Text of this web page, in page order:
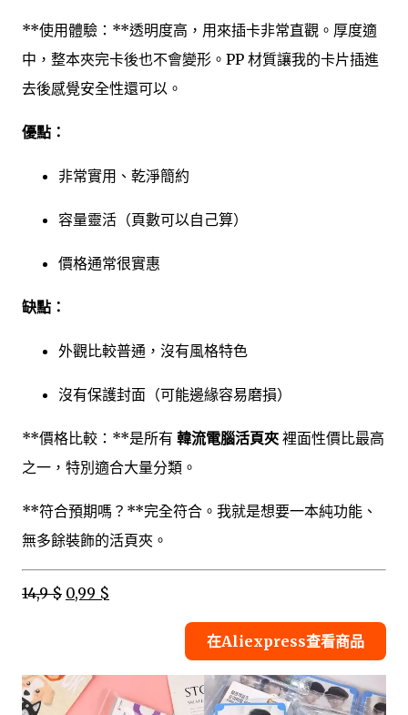
**使用體驗：**透明度高，用來插卡非常直觀。厚度適
中，整本夾完卡後也不會變形。PP 材質讓我的卡片插進
去後感覺安全性還可以。
優點：
非常實用、乾淨簡約
容量靈活（頁數可以自己算）
價格通常很實惠
缺點：
外觀比較普通，沒有風格特色
沒有保護封面（可能邊緣容易磨損）
**價格比較：**是所有 韓流電腦活頁夾 裡面性價比最高
之一，特別適合大量分類。
**符合預期嗎？**完全符合。我就是想要一本純功能、
無多餘裝飾的活頁夾。
14,9 $ 0,99 $
在Aliexpress查看商品